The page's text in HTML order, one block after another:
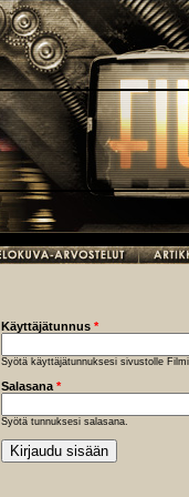
Käyttäjätunnus *
Syötä käyttäjätunnuksesi sivustolle
Salasana *
Syötä tunnuksesi salasana.